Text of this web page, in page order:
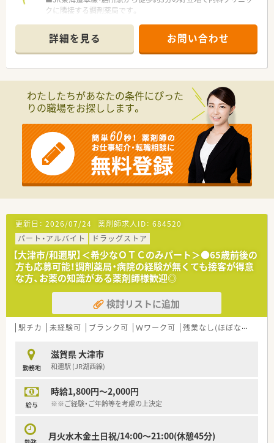
店舗でゼロから薬局作りに携わりたい方に非常におすすめの求
■ワークライフバランスを重視しており、残業時間の少なさと年
間休日115日という休日数の多さを両立させたい方にも最適で
す
■将来的に経営に関わりたい方や、薬剤師としての専門性を活か
クに隣接する調剤薬局です。
店舗です。
■JRの駅前に位置しているため、複数科の処方も応需している
ため、幅広い疾患と薬について学べる環境です。
■体制強化のための増員募集となっており、未経験やブランクの
ある方も安心してご応募いただけます。
■充実した研修制度がありますので、積極的に新たな知識やスキ
ルを習得したい意欲的な薬剤師を求めています。
■将来的に専門性を高めたい方やマネージャー職を目指したい
方など、多様なキャリア志向をお持ちの方に最適です。
【職場環境と雰囲気】
■子育て支援企業としてプラチナくるみんの認定を取得してお
り、育児と仕事の両立をサポートする環境が整っています。
■男性の育児休暇取得実績もあり、性別に関わらず育児に積極的
■妊婦通院休暇や育児休業特別有給休暇など、妊娠・出産・育児に
関する手厚い支援制度が利用できます。
【想定されるキャリアイメージ】
■がんや糖尿病など疾患別の専門性を高める専門薬剤師（社内認
定制度）としてのキャリアを選択できます。
■薬局運営や薬局経営に携わるマネージャーとしてのキャリア
パスなど、ご自身の志向に合わせた成長が可能です。
■薬剤師としての専門知識を活かし、人事や教育、経営コンサル
タントといった本部機能で活躍している方も多数います。
詳細を見る お問い合わせ
わたしたちがあなたの条件にぴった
りの職場をお探しします。
更新日： 2026/07/24 薬剤師求人ID： 684520
パート・アルバイト
ドラッグストア
【大津市/和邇駅】＜希少なＯＴＣのみパート＞●65歳前後の
方も応募可能！調剤薬局・病院の経験が無くても接客が得意
な方、お薬の知識がある薬剤師様歓迎◎
検討リストに追加
駅チカ 未経験可 ブランク可 Ｗワーク可 残業なし(ほぼなし含む)
勤務地
滋賀県 大津市
和邇駅 (JR湖西線)
給与
時給1,800円～2,000円
※※ご経験・ご年齢等を考慮の上決定
月火水木金土日祝/14:00～21:00(休憩45分)